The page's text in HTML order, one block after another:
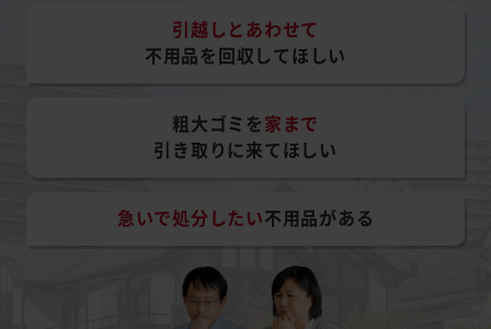
引越しとあわせて
不用品を回収してほしい
粗大ゴミを家まで
引き取りに来てほしい
急いで処分したい不用品がある